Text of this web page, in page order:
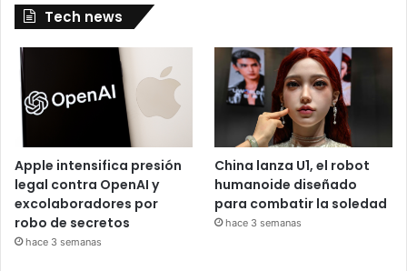
Tech news
Apple intensifica presión
legal contra OpenAI y
excolaboradores por
robo de secretos
hace 3 semanas
China lanza U1, el robot
humanoide diseñado
para combatir la soledad
hace 3 semanas